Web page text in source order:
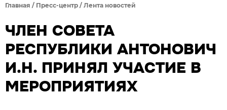
Главная / Пресс-центр / Лента новостей
ЧЛЕН СОВЕТА
РЕСПУБЛИКИ АНТОНОВИЧ
И.Н. ПРИНЯЛ УЧАСТИЕ В
МЕРОПРИЯТИЯХ